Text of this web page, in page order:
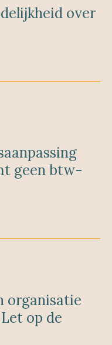
over
geen btw-
organisatie
op de